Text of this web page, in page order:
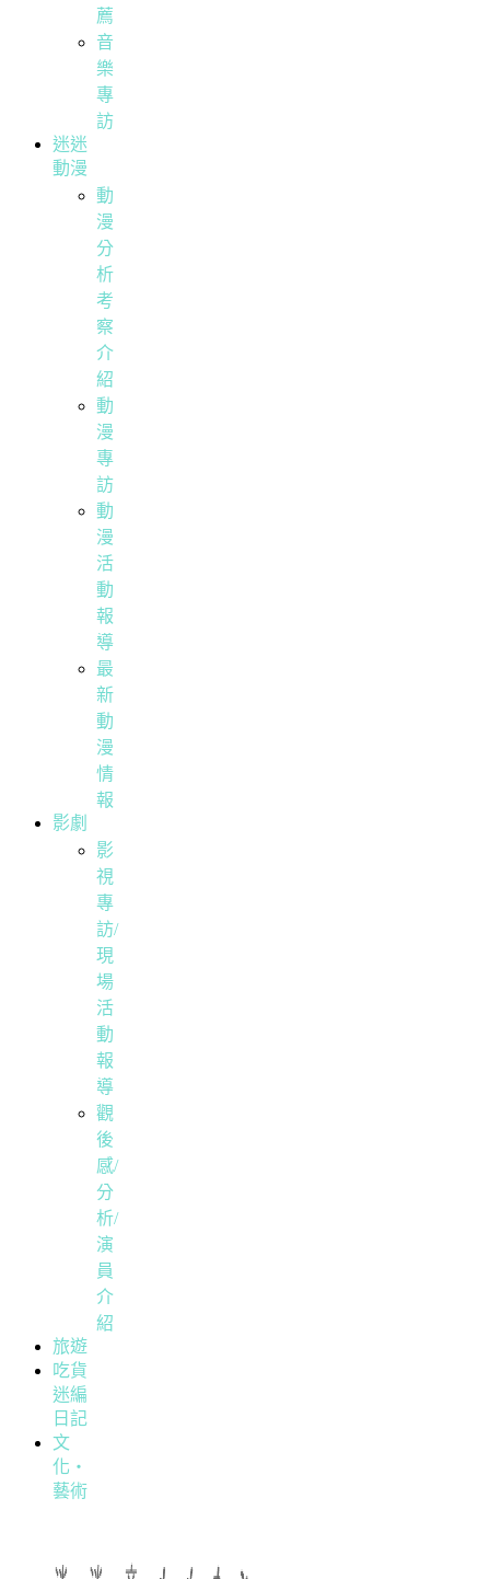
薦
音
樂
專
訪
迷迷
動漫
動
漫
分
析
考
察
介
紹
動
漫
專
訪
動
漫
活
動
報
導
最
新
動
漫
情
報
影劇
影
視
專
訪/
現
場
活
動
報
導
觀
後
感/
分
析/
演
員
介
紹
旅遊
吃貨
迷編
日記
文
化・
藝術